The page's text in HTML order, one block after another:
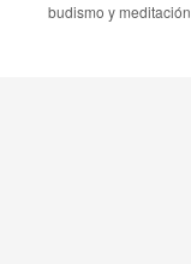
budismo y meditación